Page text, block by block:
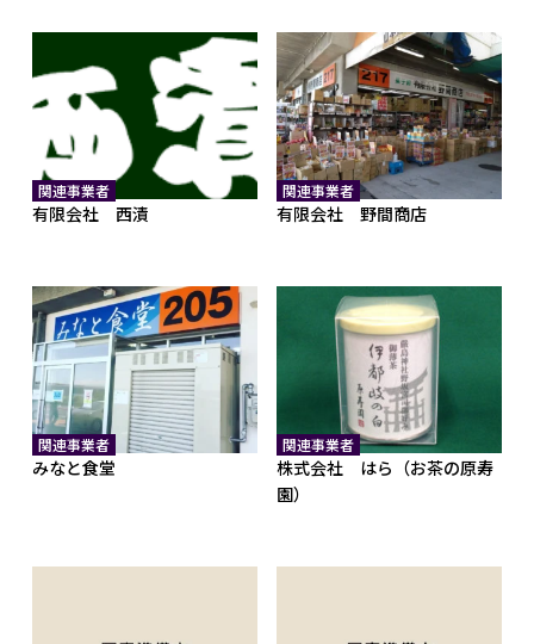
関連事業者
有限会社 西漬
関連事業者
有限会社 野間商店
関連事業者
みなと食堂
関連事業者
株式会社 はら（お茶の原寿
園）